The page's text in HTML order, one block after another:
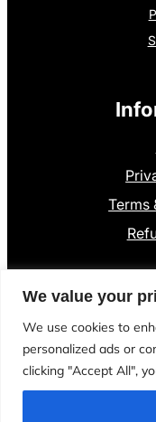
We value your
We use cookies to
personalized ads or
clicking "Accept All",
Terms
Contact
+